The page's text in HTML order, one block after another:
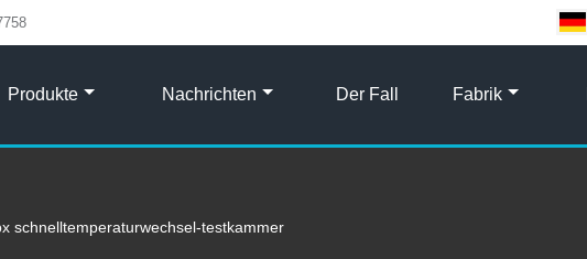
Produkte Nachrichten Der Fall Fabrik
schnelltemperaturwechsel-testkammer